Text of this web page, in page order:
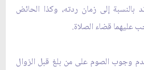
بالنسبة إلى زمان ردته، وكذا الحائض
عليهما قضاء الصلاة.
وجوب الصوم على من بلغ قبل الزوال